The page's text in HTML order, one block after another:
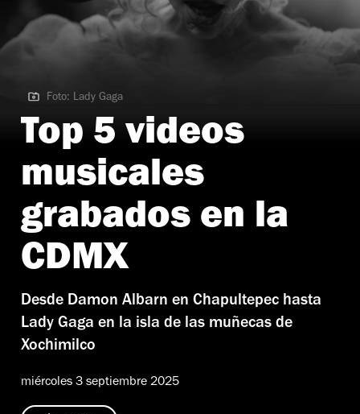
Foto: Lady Gaga
Foto: Lady Gaga
Top 5 videos
musicales
grabados en la
CDMX
Desde Damon Albarn en Chapultepec hasta
Lady Gaga en la isla de las muñecas de
Xochimilco
miércoles 3 septiembre 2025